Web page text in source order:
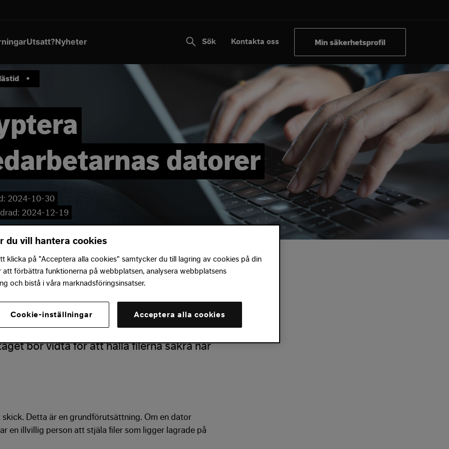
Utsatt?Nyheter Sök Kontakta oss Min säkerhetsprofil
•
datorer
2024-10-30
2024-12-19
gör det lätt för medarbetare
kontorets väggar. Flexibiliteten sker
Om en medarbetares dator blir
får åtkomst till företagets filer. I den
bör vidta för att hålla filerna säkra när
Detta är en grundförutsättning. Om en dator
en illvillig person att stjäla filer som ligger lagrade på
du vill hantera cookies
klicka på "Acceptera alla cookies" samtycker du till lagring av cookies på din
att förbättra funktionerna på webbplatsen, analysera webbplatsens
och bistå i våra marknadsföringsinsatser.
Acceptera alla cookies
Cookie-inställningar